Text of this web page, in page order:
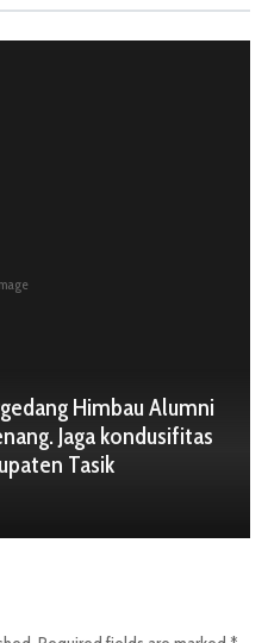
Himbau Alumni
Jaga kondusifitas
Tasik